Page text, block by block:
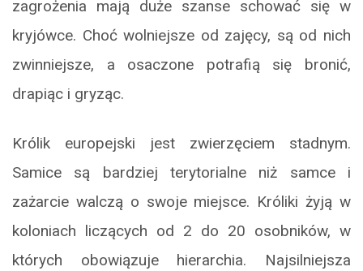
zagrożenia mają duże szanse schować się w
kryjówce. Choć wolniejsze od zajęcy, są od nich
zwinniejsze, a osaczone potrafią się bronić,
drapiąc i gryząc.
Królik europejski jest zwierzęciem stadnym.
Samice są bardziej terytorialne niż samce i
zażarcie walczą o swoje miejsce. Króliki żyją w
koloniach liczących od 2 do 20 osobników, w
których obowiązuje hierarchia. Najsilniejsza